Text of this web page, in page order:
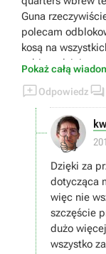
Guna
polecam
kosą na
sobie radzi, jest
walkę na bardzo
nękać
Jeśli tylko
tak ją trafi.
Pokaż całą
Odpowiedz 
👍
Dzięki za
dotycząca
więc nie
szczęście
dużo
wszystko